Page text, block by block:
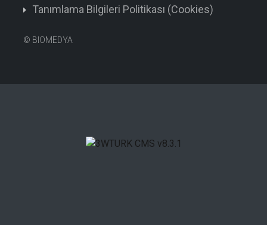
Tanımlama Bilgileri Politikası (Cookies)
© BIOMEDYA